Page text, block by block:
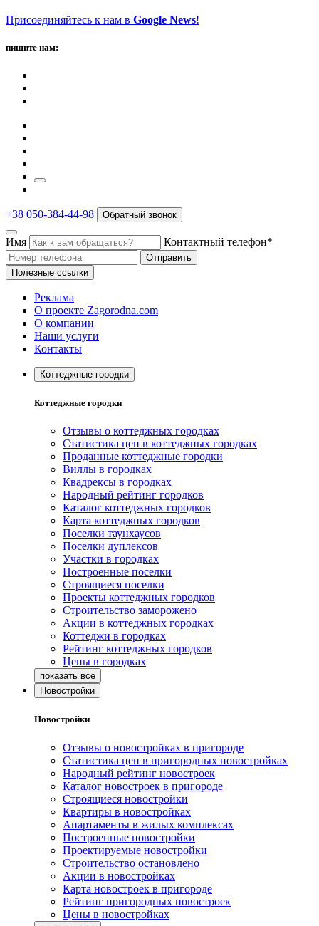
Присоединяйтесь к нам в Google News!
пишите нам:
+38 050-384-44-98 Обратный звонок
Имя Контактный телефон*
Отправить
Полезные ссылки
Реклама
О проекте Zagorodna.com
О компании
Наши услуги
Контакты
Коттеджные городки
Коттеджные городки
Отзывы о коттеджных городках
Статистика цен в коттеджных городках
Проданные коттеджные городки
Виллы в городках
Квадрексы в городках
Народный рейтинг городков
Каталог коттеджных городков
Карта коттеджных городков
Поселки таунхаусов
Поселки дуплексов
Участки в городках
Построенные поселки
Строящиеся поселки
Проекты коттеджных городков
Строительство заморожено
Акции в коттеджных городках
Коттеджи в городках
Рейтинг коттеджных городков
Цены в городках
Новостройки
Новостройки
Отзывы о новостройках в пригороде
Статистика цен в пригородных новостройках
Народный рейтинг новостроек
Каталог новостроек в пригороде
Строящиеся новостройки
Квартиры в новостройках
Апартаменты в жилых комплексах
Построенные новостройки
Проектируемые новостройки
Строительство остановлено
Акции в новостройках
Карта новостроек в пригороде
Рейтинг пригородных новостроек
Цены в новостройках